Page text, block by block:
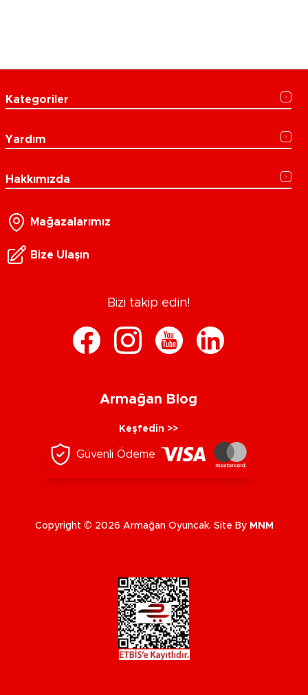
Kategoriler
Yardım
Hakkımızda
Mağazalarımız
Bize Ulaşın
Bizi takip edin!
Armağan Blog
Keşfedin >>
Güvenli Ödeme
Copyright © 2026 Armağan Oyuncak. Site By MNM